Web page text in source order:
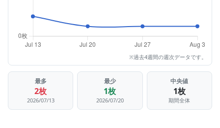
※過去4週間の週次データです。
最多
2枚
2026/07/13
最少
1枚
2026/07/20
中央値
1枚
期間全体